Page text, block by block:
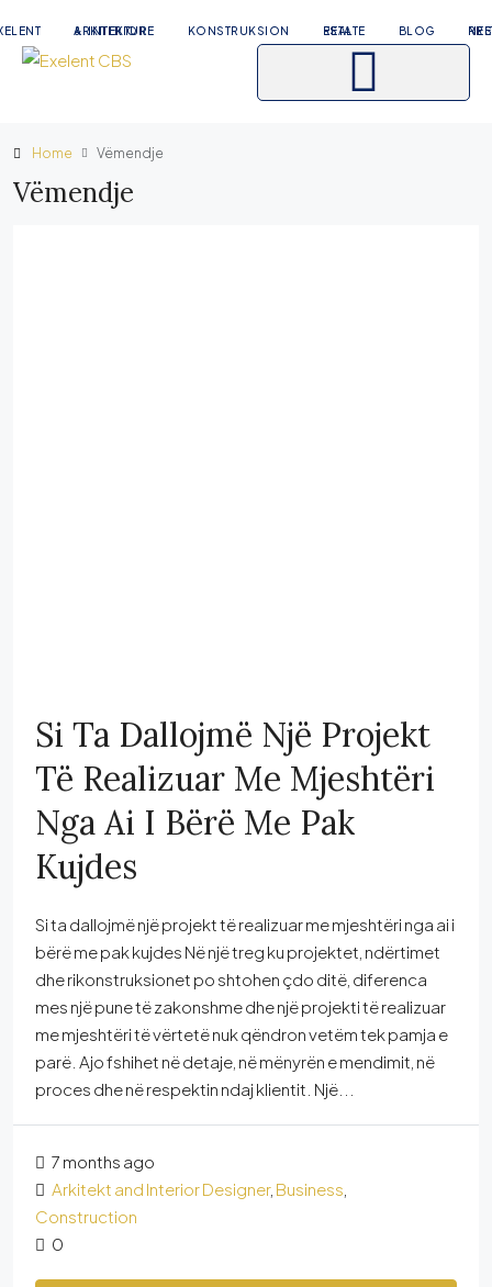
ARKITEKTURE & INTERIOR KONSTRUKSION REAL ESTATE BLOG RRETH
Home Vëmendje
Vëmendje
Si Ta Dallojmë Një Projekt
Të Realizuar Me Mjeshtëri
Nga Ai I Bërë Me Pak
Kujdes
Si ta dallojmë një projekt të realizuar me mjeshtëri nga ai i
bërë me pak kujdes Në një treg ku projektet, ndërtimet
dhe rikonstruksionet po shtohen çdo ditë, diferenca
mes një pune të zakonshme dhe një projekti të realizuar
me mjeshtëri të vërtetë nuk qëndron vetëm tek pamja e
parë. Ajo fshihet në detaje, në mënyrën e mendimit, në
proces dhe në respektin ndaj klientit. Një...
7 months ago
Arkitekt and Interior Designer, Business
Construction
0